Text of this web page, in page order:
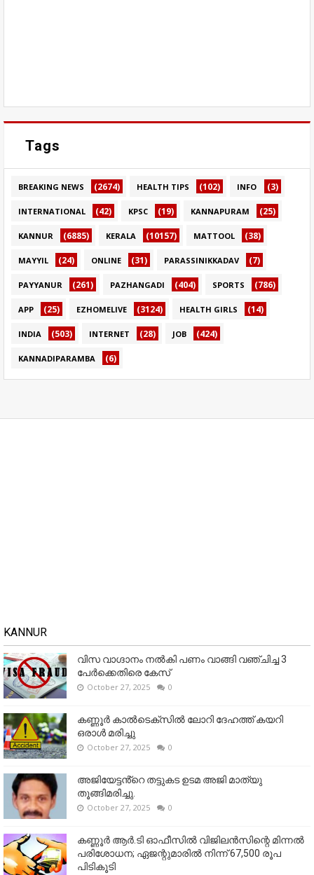
Tags
BREAKING NEWS (2674) HEALTH TIPS (102) INFO (3)
INTERNATIONAL (42) KPSC (19) KANNAPURAM (25)
KANNUR (6885) KERALA (10157) MATTOOL (38)
MAYYIL (24) ONLINE (31) PARASSINIKKADAV (7)
PAYYANUR (261) PAZHANGADI (404) SPORTS (786)
APP (25) EZHOMELIVE (3124) HEALTH GIRLS (14)
INDIA (503) INTERNET (28) JOB (424)
KANNADIPARAMBA (6)
KANNUR
വിസ വാഗ്ദാനം നൽകി പണം വാങ്ങി വഞ്ചിച്ച 3
പേർക്കെതിരെ കേസ്
October 27, 2025 0
കണ്ണൂര്‍ കാല്‍ടെക്‌സില്‍ ലോറി ദേഹത്ത് കയറി
ഒരാള്‍ മരിച്ചു
October 27, 2025 0
അജിയേട്ടൻ്റെ തട്ടുകട ഉടമ അജി മാത്യു
തൂങ്ങിമരിച്ചു.
October 27, 2025 0
കണ്ണൂര്‍ ആര്‍.ടി ഓഫീസില്‍ വിജിലൻസിന്റെ മിന്നല്‍
പരിശോധന; ഏജന്റുമാരില്‍ നിന്ന് 67,500 രൂപ
പിടികൂടി